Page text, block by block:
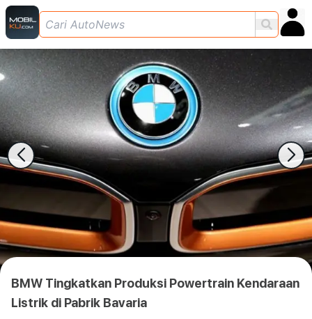
BMW Tingkatkan Produksi Powertrain Kendaraan
Listrik di Pabrik Bavaria